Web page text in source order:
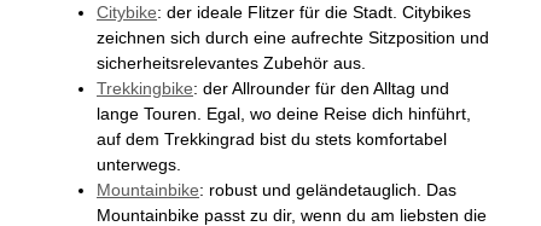
Citybike: der ideale Flitzer für die Stadt. Citybikes
zeichnen sich durch eine aufrechte Sitzposition und
sicherheitsrelevantes Zubehör aus.
Trekkingbike: der Allrounder für den Alltag und
lange Touren. Egal, wo deine Reise dich hinführt,
auf dem Trekkingrad bist du stets komfortabel
unterwegs.
Mountainbike: robust und geländetauglich. Das
Mountainbike passt zu dir, wenn du am liebsten die